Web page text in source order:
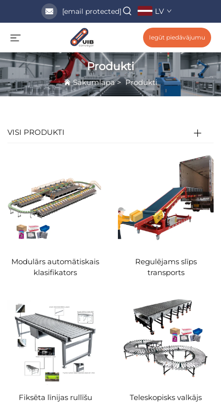
[email protected] LV
Iegūt piedāvājumu
Produkti
Sākumlapa>Produkti
VISI PRODUKTI
Modulārs automātiskais
klasifikators
Regulējams slīps
transports
Fiksēta līnijas rullīšu
Teleskopisks valkājs